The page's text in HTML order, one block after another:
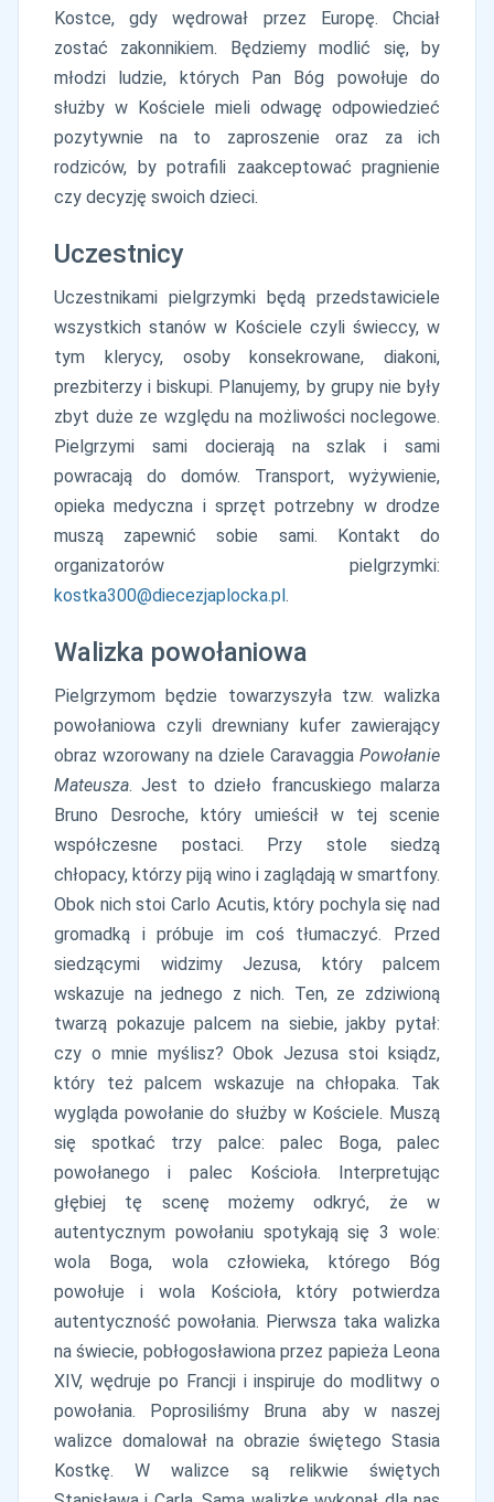
Kostce, gdy wędrował przez Europę. Chciał
zostać zakonnikiem. Będziemy modlić się, by
młodzi ludzie, których Pan Bóg powołuje do
służby w Kościele mieli odwagę odpowiedzieć
pozytywnie na to zaproszenie oraz za ich
rodziców, by potrafili zaakceptować pragnienie
czy decyzję swoich dzieci.
Uczestnicy
Uczestnikami pielgrzymki będą przedstawiciele
wszystkich stanów w Kościele czyli świeccy, w
tym klerycy, osoby konsekrowane, diakoni,
prezbiterzy i biskupi. Planujemy, by grupy nie były
zbyt duże ze względu na możliwości noclegowe.
Pielgrzymi sami docierają na szlak i sami
powracają do domów. Transport, wyżywienie,
opieka medyczna i sprzęt potrzebny w drodze
muszą zapewnić sobie sami. Kontakt do
organizatorów pielgrzymki:
kostka300@diecezjaplocka.pl.
Walizka powołaniowa
Pielgrzymom będzie towarzyszyła tzw. walizka
powołaniowa czyli drewniany kufer zawierający
obraz wzorowany na dziele Caravaggia Powołanie
Mateusza. Jest to dzieło francuskiego malarza
Bruno Desroche, który umieścił w tej scenie
współczesne postaci. Przy stole siedzą
chłopacy, którzy piją wino i zaglądają w smartfony.
Obok nich stoi Carlo Acutis, który pochyla się nad
gromadką i próbuje im coś tłumaczyć. Przed
siedzącymi widzimy Jezusa, który palcem
wskazuje na jednego z nich. Ten, ze zdziwioną
twarzą pokazuje palcem na siebie, jakby pytał:
czy o mnie myślisz? Obok Jezusa stoi ksiądz,
który też palcem wskazuje na chłopaka. Tak
wygląda powołanie do służby w Kościele. Muszą
się spotkać trzy palce: palec Boga, palec
powołanego i palec Kościoła. Interpretując
głębiej tę scenę możemy odkryć, że w
autentycznym powołaniu spotykają się 3 wole:
wola Boga, wola człowieka, którego Bóg
powołuje i wola Kościoła, który potwierdza
autentyczność powołania. Pierwsza taka walizka
na świecie, pobłogosławiona przez papieża Leona
XIV, wędruje po Francji i inspiruje do modlitwy o
powołania. Poprosiliśmy Bruna aby w naszej
walizce domalował na obrazie świętego Stasia
Kostkę. W walizce są relikwie świętych